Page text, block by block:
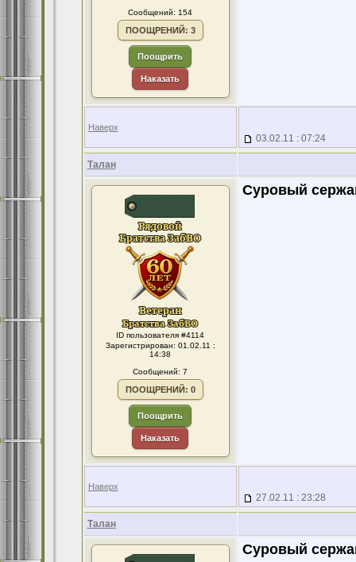
Сообщений: 154
ПООЩРЕНИЙ: 3
Поощрить
Наказать
Наверх
03.02.11 : 07:24
Талан
ID пользователя #4114
Зарегистрирован: 01.02.11 :
14:38
Сообщений: 7
ПООЩРЕНИЙ: 0
Поощрить
Наказать
Суровый
Наверх
27.02.11 : 23:28
Талан
Суровый